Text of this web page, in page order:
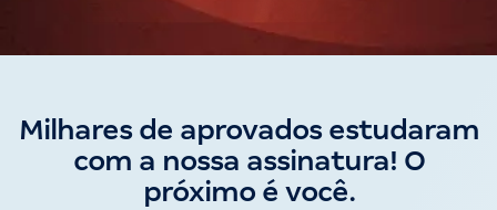
Milhares de aprovados estudaram
com a nossa assinatura! O
próximo é você.